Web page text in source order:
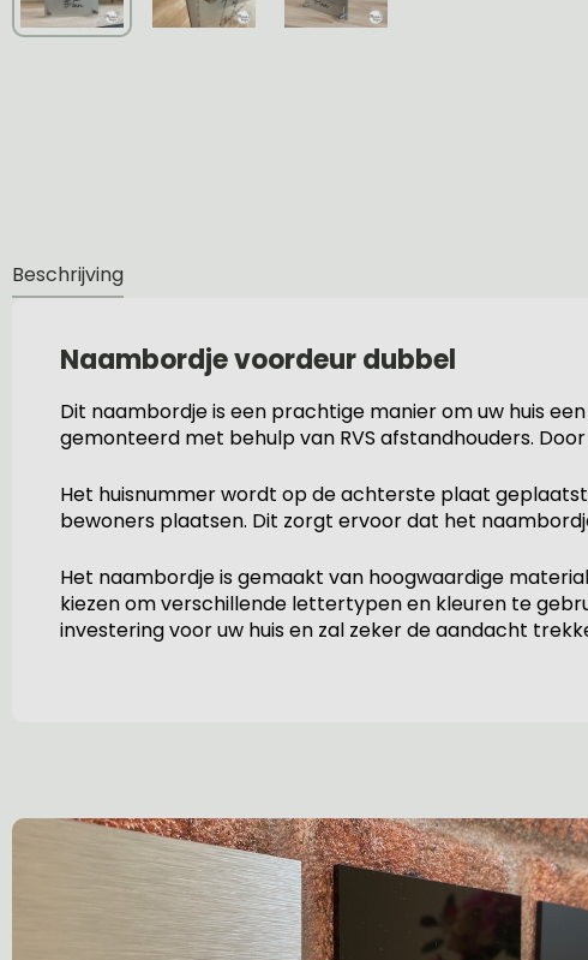
Beschrijving
Naambordje voordeur dubbel
Dit naambordje is een prachtige manier om uw huis
gemonteerd met behulp van RVS afstandhouders.
Het huisnummer wordt op de achterste plaat
bewoners plaatsen. Dit zorgt ervoor dat het
Het naambordje is gemaakt van hoogwaardige
kiezen om verschillende lettertypen en kleuren te
investering voor uw huis en zal zeker de aandacht